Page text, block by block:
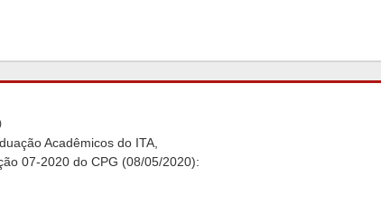
Acadêmicos do ITA,
07-2020 do CPG (08/05/2020):